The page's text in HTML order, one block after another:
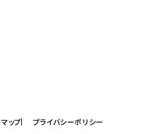
ップ プライバシーポリシー